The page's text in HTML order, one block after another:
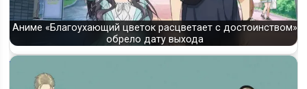
Аниме «Благоухающий цветок расцветает с достоинством»
обрело дату выхода